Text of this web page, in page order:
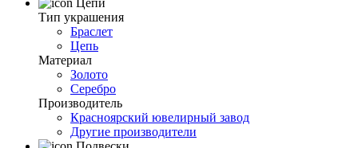
Цепи
Тип украшения
Браслет
Цепь
Материал
Золото
Серебро
Производитель
Красноярский ювелирный завод
Другие производители